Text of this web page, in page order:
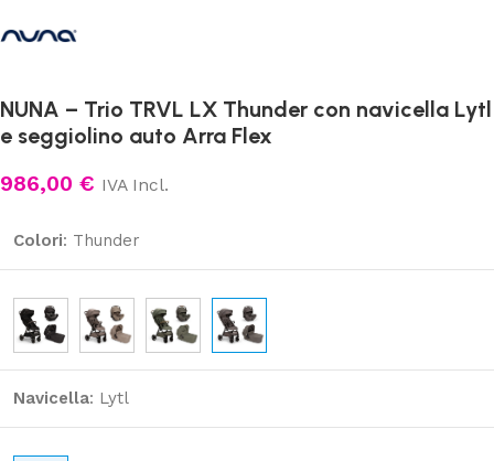
NUNA – Trio TRVL LX Thunder con navicella Lytl
e seggiolino auto Arra Flex
986,00 € IVA Incl.
Colori: Thunder
Navicella: Lytl